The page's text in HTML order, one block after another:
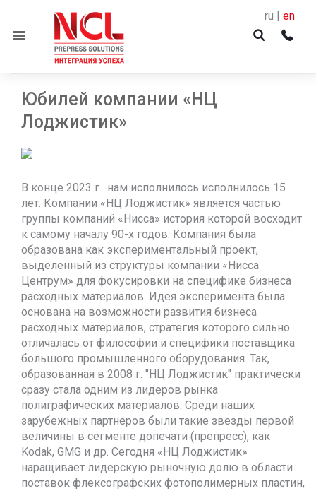
Menu
ru |en
Юбилей компании «НЦ
Лоджистик»
В конце 2023 г. нам исполнилось исполнилось 15
лет. Компании «НЦ Лоджистик» является частью
группы компаний «Нисса» история которой восходит
к самому началу 90-х годов. Компания была
образована как экспериментальный проект,
выделенный из структуры компании «Нисса
Центрум» для фокусировки на специфике бизнеса
расходных материалов. Идея эксперимента была
основана на возможности развития бизнеса
расходных материалов, стратегия которого сильно
отличалась от философии и специфики поставщика
большого промышленного оборудования. Так,
образованная в 2008 г. "НЦ Лоджистик" практически
сразу стала одним из лидеров рынка
полиграфических материалов. Среди наших
зарубежных партнеров были такие звезды первой
величины в сегменте допечати (препресс), как
Kodak, GMG и др. Сегодня «НЦ Лоджистик»
наращивает лидерскую рыночную долю в области
поставок флексографских фотополимерных пластин,